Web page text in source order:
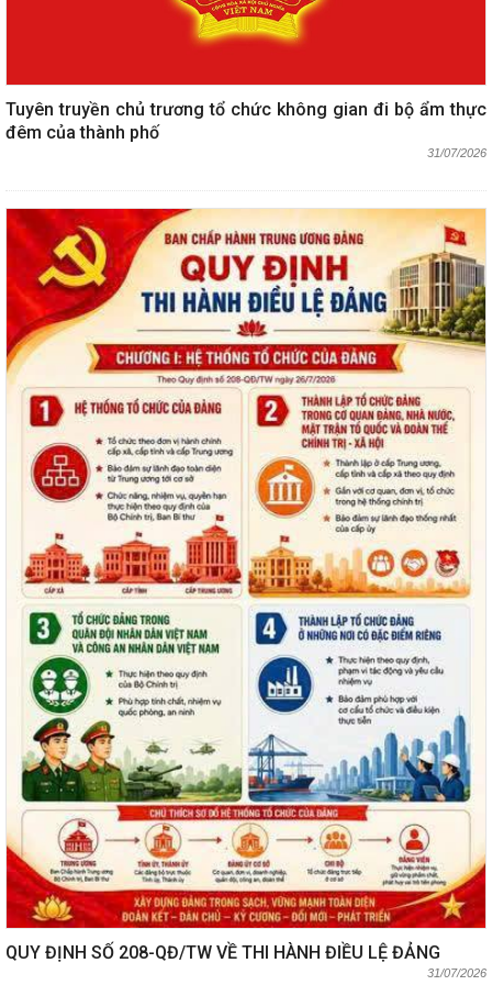
Tuyên truyền chủ trương tổ chức không gian đi bộ ẩm thực
đêm của thành phố
31/07/2026
QUY ĐỊNH SỐ 208-QĐ/TW VỀ THI HÀNH ĐIỀU LỆ ĐẢNG
31/07/2026